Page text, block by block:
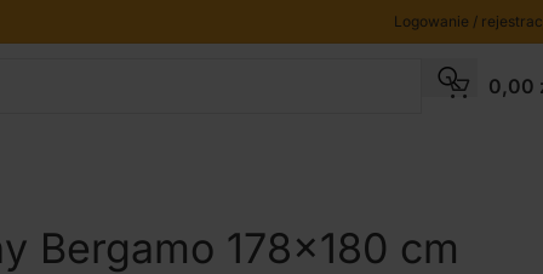
Logowanie /
0,00
Bergamo 178×180 cm